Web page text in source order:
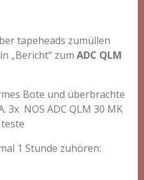
tapeheads zumüllen
„Bericht“ zum ADC QLM
Bote und überbrachte
3x NOS ADC QLM 30 MK
1 Stunde zuhören: